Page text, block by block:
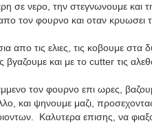
σε νερο, την στεγνωνουμε
τον φουρνο και οταν κρυωσει
απο τις ελιες, τις κοβουμε
βγαζουμε και με το cutter τις
τον φουρνο επι ωρες,
και ψηνουμε μαζι,
Καλυτερα επισης, να